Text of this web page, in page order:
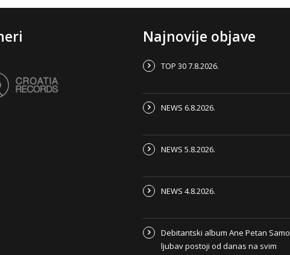
Najnovije objave
TOP 30 7.8.2026.
NEWS 6.8.2026.
NEWS 5.8.2026.
NEWS 4.8.2026.
Debitantski album Ane Petan Samo
ljubav postoji od danas na svim